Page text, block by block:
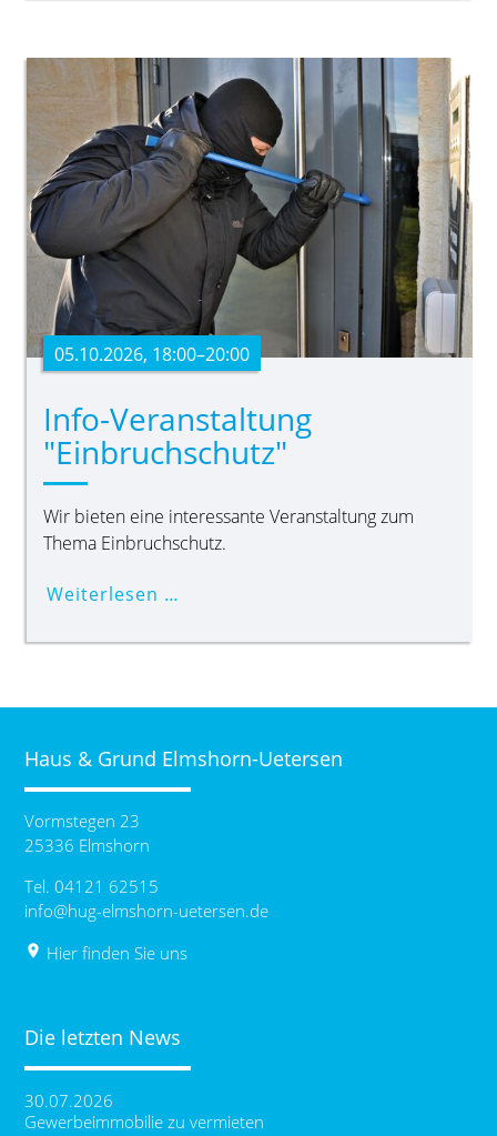
Info-Veranstaltung
"Einbruchschutz"
05.10.2026, 18:00–20:00
Wir bieten eine interessante Veranstaltung zum
Thema Einbruchschutz.
Weiterlesen …
Haus & Grund Elmshorn-Uetersen
Vormstegen 23
25336 Elmshorn
Tel. 04121 62515
info@hug-elmshorn-uetersen.de
place Hier finden Sie uns
Die letzten News
30.07.2026
Gewerbeimmobilie zu vermieten